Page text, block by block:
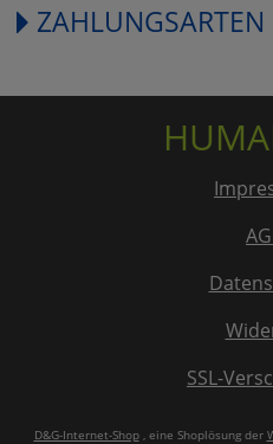
ZAHLUNGSARTEN
SSL-
D&G-Internet-Shop, eine Shoplösung der